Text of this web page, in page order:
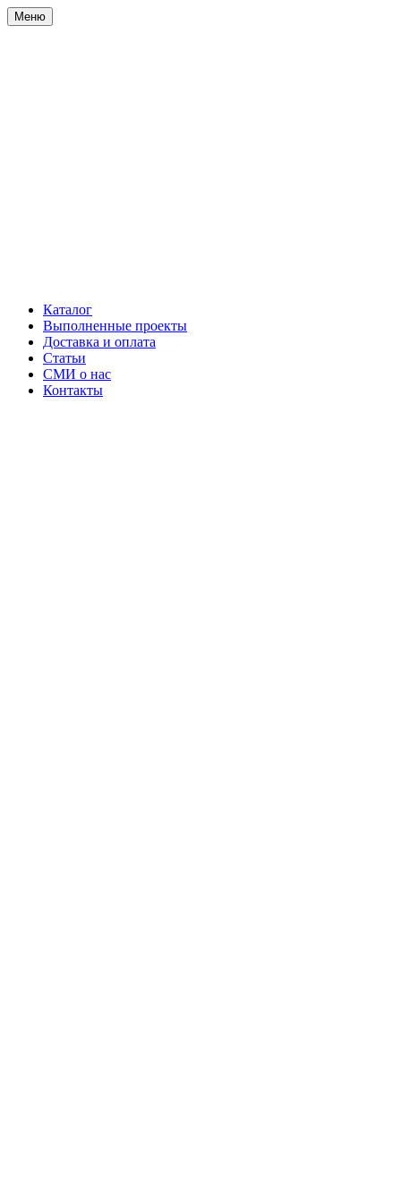
Меню
Каталог
Выполненные проекты
Доставка и оплата
Статьи
СМИ о нас
Контакты